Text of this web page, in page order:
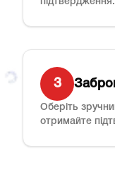
3
Оберіть
отримайте